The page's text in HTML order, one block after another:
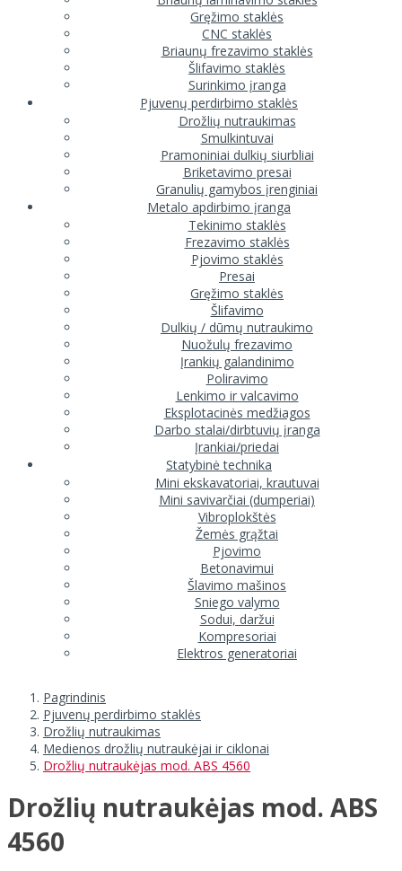
Gręžimo staklės
CNC staklės
Briaunų frezavimo staklės
Šlifavimo staklės
Surinkimo įranga
Pjuvenų perdirbimo staklės
Drožlių nutraukimas
Smulkintuvai
Pramoniniai dulkių siurbliai
Briketavimo presai
Granulių gamybos įrenginiai
Metalo apdirbimo įranga
Tekinimo staklės
Frezavimo staklės
Pjovimo staklės
Presai
Gręžimo staklės
Šlifavimo
Dulkių / dūmų nutraukimo
Nuožulų frezavimo
Įrankių galandinimo
Poliravimo
Lenkimo ir valcavimo
Eksplotacinės medžiagos
Darbo stalai/dirbtuvių įranga
Įrankiai/priedai
Statybinė technika
Mini ekskavatoriai, krautuvai
Mini savivarčiai (dumperiai)
Vibroplokštės
Žemės grąžtai
Pjovimo
Betonavimui
Šlavimo mašinos
Sniego valymo
Sodui, daržui
Kompresoriai
Elektros generatoriai
Pagrindinis
Pjuvenų perdirbimo staklės
Drožlių nutraukimas
Medienos drožlių nutraukėjai ir ciklonai
Drožlių nutraukėjas mod. ABS 4560
Drožlių nutraukėjas mod. ABS
4560